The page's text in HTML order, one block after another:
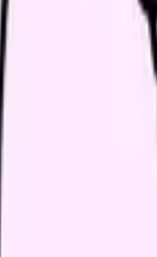
べき？ で、オンコール・同行訪問・教育体
、自分の状況を投稿できます。